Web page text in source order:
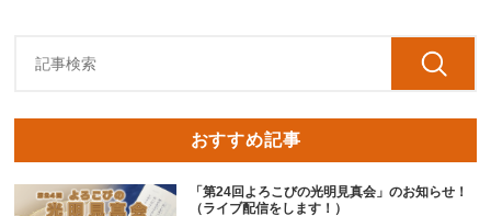
おすすめ記事
「第24回よろこびの光明見真会」のお知らせ！
（ライブ配信をします！）